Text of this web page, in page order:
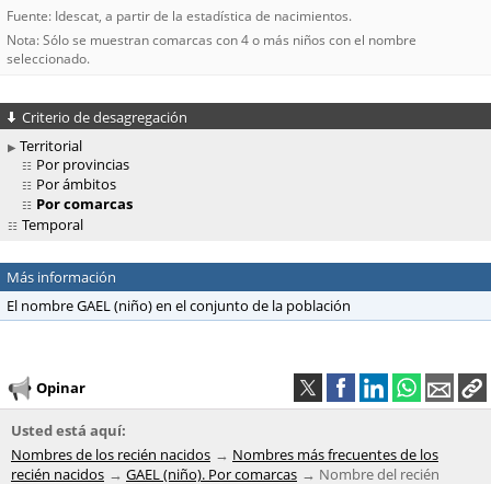
Fuente: Idescat, a partir de la estadística de nacimientos.
Nota: Sólo se muestran comarcas con 4 o más niños con el nombre
seleccionado.
Criterio de desagregación
Territorial
Por provincias
Por ámbitos
Por comarcas
Temporal
Más información
El nombre GAEL (niño) en el conjunto de la población
Opinar
Usted está aquí:
Nombres de los recién nacidos
Nombres más frecuentes de los
recién nacidos
GAEL (niño). Por comarcas Nombre del recién